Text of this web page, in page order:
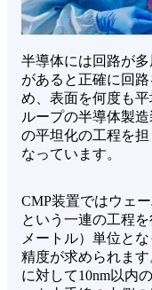
半導体には回路が
があると正確に回
め、表面を何度も
ループの半導体製
の平坦化の工程を
なっています。
CMP装置ではウェ
という一連の工程
メートル）単位と
精度が求められま
に対して10nm以内